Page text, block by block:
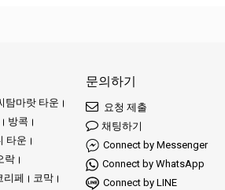
는 여행을 원하는 여행자들에게 최고의 선택이
를 충족시키는 다양한 교통 서비스를 제공합
탐마랏 타운
방콕
타운
락
리페
코막
문의하기
요청 제출
채팅하기
Connect by Messenger
Connect by WhatsApp
Connect by LINE